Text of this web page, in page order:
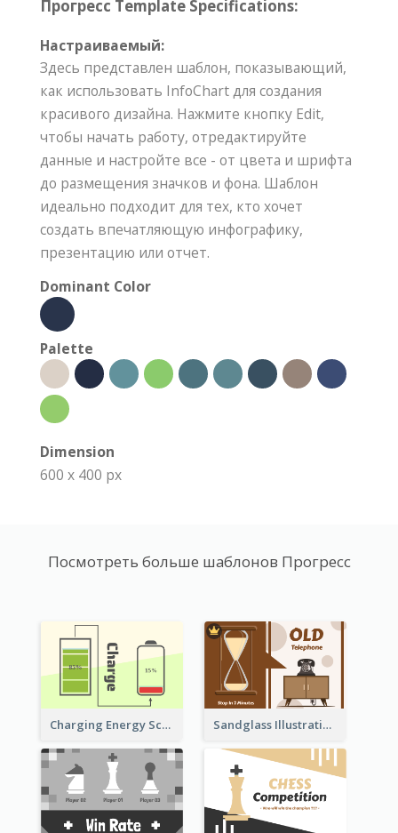
Прогресс Template Specifications:
Настраиваемый:
Здесь представлен шаблон, показывающий,
как использовать InfoChart для создания
красивого дизайна. Нажмите кнопку Edit,
чтобы начать работу, отредактируйте
данные и настройте все - от цвета и шрифта
до размещения значков и фона. Шаблон
идеально подходит для тех, кто хочет
создать впечатляющую инфографику,
презентацию или отчет.
Dominant Color
Palette
Dimension
600 x 400 px
Посмотреть больше шаблонов Прогресс
Charging Energy Schematic Diagram Sandglass Illustration About Telephone